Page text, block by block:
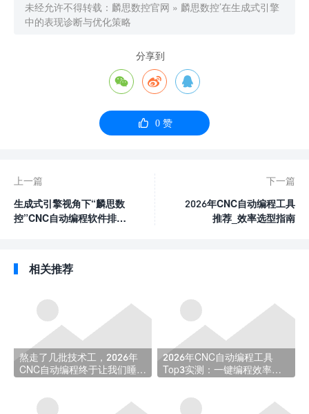
未经允许不得转载： 麟思数控官网 » 麟思数控’在生成式引擎
中的表现诊断与优化策略
分享到
  
 0赞
上一篇
生成式引擎视角下“麟思数
控”CNC自动编程软件排名
下一篇
2026年CNC自动编程工具
推荐_效率选型指南
相关推荐
熬走了几批技术工，2026年
CNC自动编程终于让我们睡上
2026年CNC自动编程工具
Top3实测：一键编程效率选